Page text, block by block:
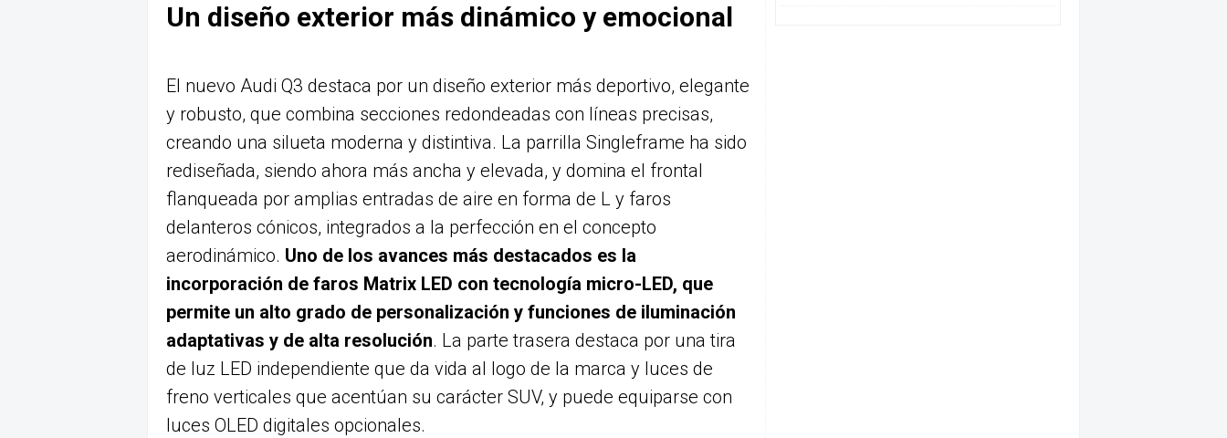
Un diseño exterior más dinámico y emocional
El nuevo Audi Q3 destaca por un diseño exterior más deportivo, elegante
y robusto, que combina secciones redondeadas con líneas precisas,
creando una silueta moderna y distintiva. La parrilla Singleframe ha sido
rediseñada, siendo ahora más ancha y elevada, y domina el frontal
flanqueada por amplias entradas de aire en forma de L y faros
delanteros cónicos, integrados a la perfección en el concepto
aerodinámico. Uno de los avances más destacados es la
incorporación de faros Matrix LED con tecnología micro-LED, que
permite un alto grado de personalización y funciones de iluminación
adaptativas y de alta resolución. La parte trasera destaca por una tira
de luz LED independiente que da vida al logo de la marca y luces de
freno verticales que acentúan su carácter SUV, y puede equiparse con
luces OLED digitales opcionales.